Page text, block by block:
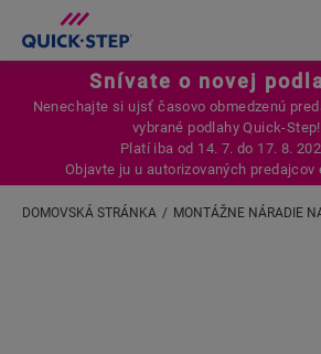
Snívate o novej
Nenechajte si ujsť časovo obmedzenú
vybrané podlahy Quick-Step!
Platí iba od 14. 7. do 17. 8.
Objavte ju u autorizovaných predajcov
DOMOVSKÁ STRÁNKA MONTÁŽNE NÁRADIE